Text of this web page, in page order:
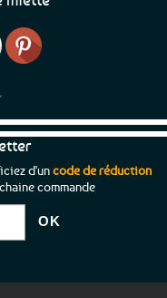
d'uncode de réduction
commande